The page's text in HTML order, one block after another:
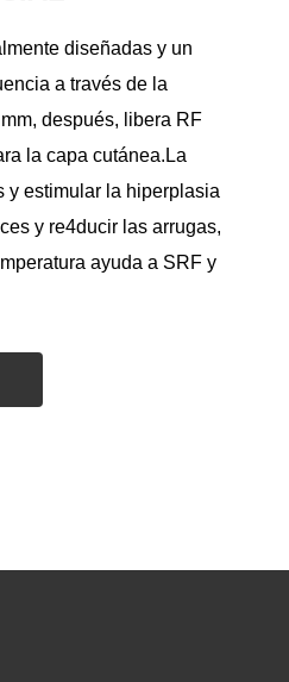
diseñadas y un
a través de la
después, libera RF
la capa cutánea.La
y estimular la hiperplasia
y re4ducir las arrugas,
ayuda a SRF y